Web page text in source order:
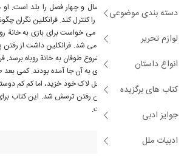
دسته بندی موضوعی
لوازم تحریر
انواع داستان
کتاب های برگزیده
جوایز ادبی
ادبیات ملل
«فرانکلین» نام ماه های سال و چهار فصل را بلد است.
بخواند و هر روز فشارسنج را کنترل کند. فرانکلین
طوفان می ترسد. روزی او می خواست برای بازی به خانة
تیره و تار و ابرها ضخیم تر می شد. فرانکلین داشت از
گفت که می تواند قبل از شروع طوفان به خانة روباه برسد.
بچه های دیگر نیز برای بازی به آن جا آمده بودند. کمی
که بسیار می ترسید به داخل لاک خود خزید، اما کم کم
به او گفتند که باعث از بین رفتن ترسش شد. این کتاب
و «ج» به چاپ رسیده است.
درباره پولت بورژوا